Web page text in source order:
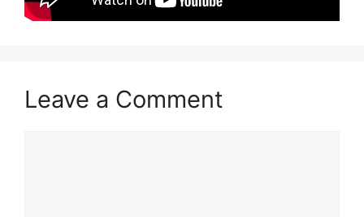
Leave a Comment